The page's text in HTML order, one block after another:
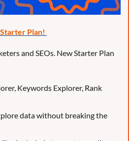
Plan!
and SEOs. New Starter Plan
Keywords Explorer, Rank
data without breaking the